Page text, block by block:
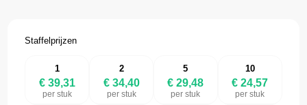
Staffelprijzen
1
€ 39,31
per stuk
2
€ 34,40
per stuk
5
€ 29,48
per stuk
10
€ 24,57
per stuk